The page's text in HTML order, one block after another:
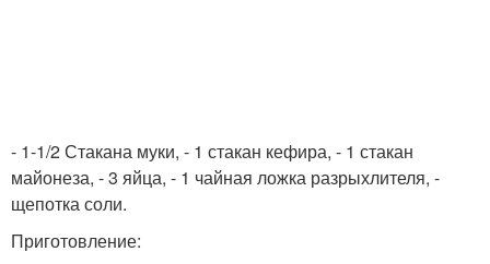
- 1-1/2 Стакана муки, - 1 стакан кефира, - 1 стакан
майонеза, - 3 яйца, - 1 чайная ложка разрыхлителя, -
щепотка соли.
Приготовление: